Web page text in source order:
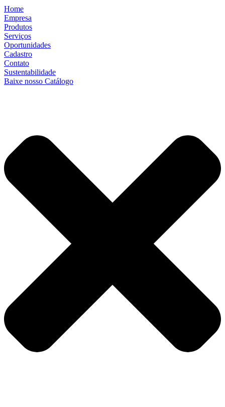
Home
Empresa
Produtos
Serviços
Oportunidades
Cadastro
Contato
Sustentabilidade
Baixe nosso Catálogo